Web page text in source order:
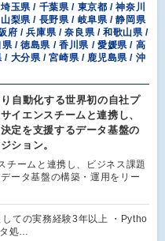
玉県 / 千葉県 / 東京都 / 神奈川
梨県 / 長野県 / 岐阜県 / 静岡県
府 / 兵庫県 / 奈良県 / 和歌山県 /
/ 徳島県 / 香川県 / 愛媛県 / 高
大分県 / 宮崎県 / 鹿児島県 / 沖
自動化する世界初の自社プ
イエンスチームと連携し、
定を支援するデータ基盤の
ション。
チームと連携し、ビジネス課題
ータ基盤の構築・運用をリー
しての実務経験3年以上 ・Pytho
処…